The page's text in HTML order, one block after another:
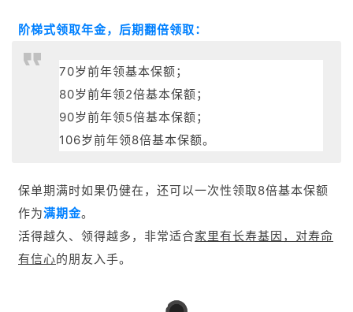
阶梯式领取年金，后期翻倍领取：
70岁前年领基本保额；
80岁前年领2倍基本保额；
90岁前年领5倍基本保额；
106岁前年领8倍基本保额。
保单期满时如果仍健在，还可以一次性领取8倍基本保额
作为满期金。
活得越久、领得越多，非常适合家里有长寿基因，对寿命
有信心的朋友入手。
3